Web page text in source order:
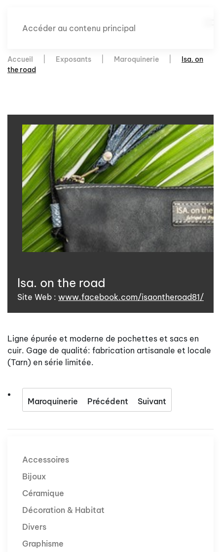
Accéder au contenu principal
Accueil Exposants Maroquinerie
Isa. on
the road
Isa. on the road
Site Web : www.facebook.com/isaontheroad81/
Ligne épurée et moderne de pochettes et sacs en
cuir. Gage de qualité: fabrication artisanale et locale
(Tarn) en série limitée.
Maroquinerie Précédent Suivant
Accessoires
Bijoux
Céramique
Décoration & Habitat
Divers
Graphisme